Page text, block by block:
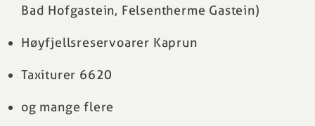
Bad Hofgastein, Felsentherme Gastein)
Høyfjellsreservoarer Kaprun
Taxiturer 6620
og mange flere